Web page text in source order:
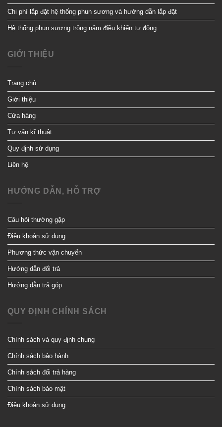
Chi phí lắp đặt hệ thống phun sương và hướng dẫn lắp đặt
Hệ thống phun sương trồng nấm điều khiển tự động
GIỚI THIỆU
Trang chủ
Giới thiệu
Cửa hàng
Tư vấn kĩ thuật
Quy định sử dụng
Liên hệ
HƯỚNG DẪN, HỖ TRỢ
Câu hỏi thường gặp
Điều khoản sử dụng
Phương thức vận chuyển
Hướng dẫn đổi trả
Hướng dẫn trả góp
QUY ĐỊNH CHÍNH SÁCH
Chính sách và quy định chung
Chính sách bảo hành
Chính sách đổi trả hàng
Chính sách bảo mật
Điều khoản sử dụng